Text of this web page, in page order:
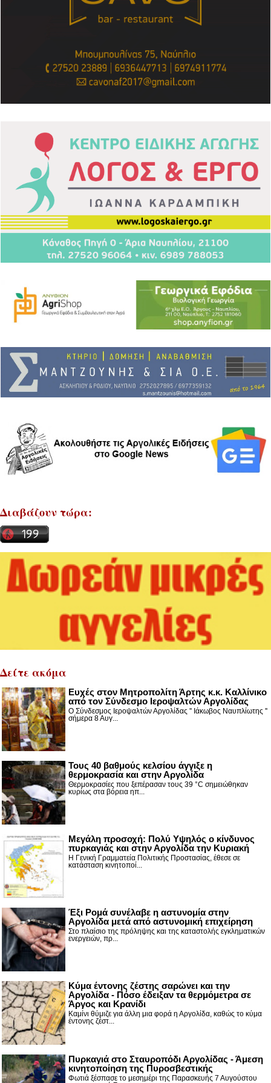
Διαβάζουν τώρα:
Δείτε ακόμα
Ευχές στον Μητροπολίτη Άρτης κ.κ. Καλλίνικο
από τον Σύνδεσμο Ιεροψαλτών Αργολίδας
Ο Σύνδεσμος Ιεροψαλτών Αργολίδας '' Ιάκωβος Ναυπλίωτης ''
σήμερα 8 Αυγ...
Τους 40 βαθμούς κελσίου άγγιξε η
θερμοκρασία και στην Αργολίδα
Θερμοκρασίες που ξεπέρασαν τους 39 °C σημειώθηκαν
κυρίως στα βόρεια ηπ...
Μεγάλη προσοχή: Πολύ Υψηλός ο κίνδυνος
πυρκαγιάς και στην Αργολίδα την Κυριακή
Η Γενική Γραμματεία Πολιτικής Προστασίας, έθεσε σε
κατάσταση κινητοποί...
Έξι Ρομά συνέλαβε η αστυνομία στην
Αργολίδα μετά από αστυνομική επιχείρηση
Στο πλαίσιο της πρόληψης και της καταστολής εγκληματικών
ενεργειών, πρ...
Κύμα έντονης ζέστης σαρώνει και την
Αργολίδα - Πόσο έδειξαν τα θερμόμετρα σε
Άργος και Κρανίδι
Καμίνι θύμιζε για άλλη μια φορά η Αργολίδα, καθώς το κύμα
έντονης ζέστ...
Πυρκαγιά στο Σταυροπόδι Αργολίδας - Άμεση
κινητοποίηση της Πυροσβεστικής
Φωτιά ξέσπασε το μεσημέρι της Παρασκευής 7 Αυγούστου